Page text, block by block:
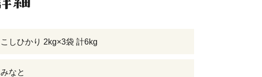
こしひかり 2kg×3袋 計6kg
みなと